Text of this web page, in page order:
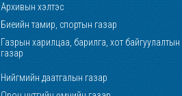
Архивын хэлтэс
Биеийн тамир, спортын газар
Газрын харилцаа, барилга, хот байгуулалтын
газар
Нийгмийн даатгалын газар